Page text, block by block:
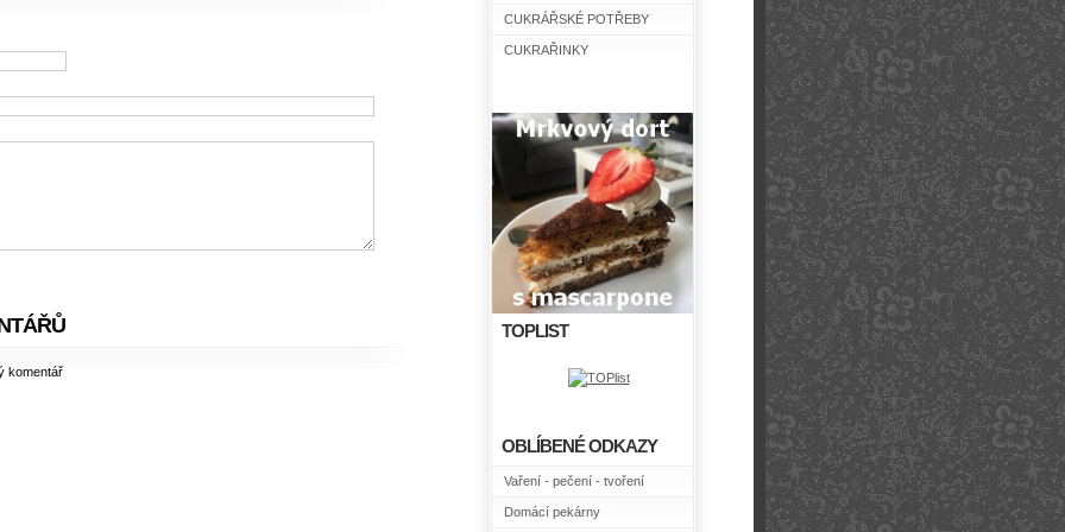
CUKRÁŘSKÉ POTŘEBY
CUKRAŘINKY
TOPLIST
OBLÍBENÉ ODKAZY
Vaření - pečení - tvoření
Domácí pekárny
komentář